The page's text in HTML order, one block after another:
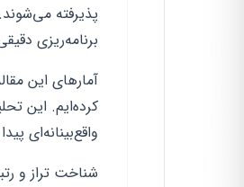
پذیرفته
برنامه‌ریزی
کرده‌ایم. این
واقع‌بینانه‌ای
شناخت تراز و